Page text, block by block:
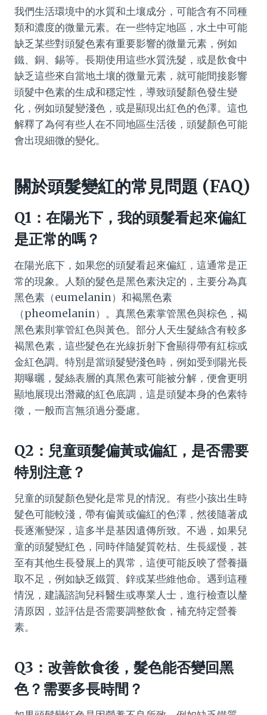
我們生活環境中的水質和土壤成分，可能含有不同種
類和濃度的微量元素。在一些特定地區，水土中可能
缺乏某些對頭髮色素有重要影響的微量元素，例如
鐵、銅、錫等。長期使用這些水質洗髮，或是飲食中
缺乏這些來自當地土壤的微量元素，就可能間接影響
頭髮中色素的生成和穩定性，導致頭髮顏色發生變
化，例如頭髮變淺色，或是顯現出紅色的色澤。這也
解釋了為何有些人在不同地區生活後，頭髮顏色可能
會出現細微的變化。
關於頭髮變紅的常見問題 (FAQ)
Q1：在陽光下，我的頭髮看起來偏紅
是正常的嗎？
在陽光底下，如果您的頭髮看起來偏紅，這通常是正
常的現象。人類的髮色是黑色素決定的，主要分為真
黑色素（eumelanin）和褐黑色素
（pheomelanin）。真黑色素掌管黑色與棕色，褐
黑色素則掌管紅色與黃色。部分人天生髮絲含有較多
褐黑色素，這些髮色在光線折射下會顯得帶有紅棕或
金紅色調。特別是當頭髮變淺色時，例如受到陽光長
期曝曬，髮絲表層的真黑色素可能被分解，便會更明
顯地展現出潛藏的紅色底調，這是頭髮本身的色素特
徵，一般而言無須過分憂慮。
Q2：兒童頭髮偏黃或偏紅，是否需要
特別注意？
兒童的頭髮顏色變化是常見的情況。有些小孩出生時
髮色可能較淺，帶有偏黃或偏紅的色澤，然後隨著成
長逐漸變深，這多半是基因遺傳所致。不過，如果兒
童的頭髮變紅色，同時伴隨髮質乾枯、生長緩慢，甚
至有其他生長發展上的異常，這便可能反映了營養攝
取不足，例如缺乏鐵質、鋅或某些維他命。遇到這種
情況，建議諮詢兒科醫生或專業人士，進行檢查以釐
清原因，並評估是否需要調整飲食，補充特定營養
素。
Q3：改善飲食後，髮色能否變回黑
色？需要多長時間？